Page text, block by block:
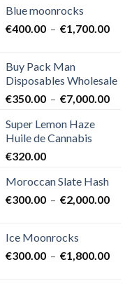
Blue moonrocks
€400.00 – €1,700.00Plage
à
Buy Pack Man
Disposables Wholesale
€350.00 – €7,000.00Plage
Super Lemon Haze
Huile de Cannabis
€320.00
Moroccan Slate Hash
€300.00 – €2,000.00Plage
à
Ice Moonrocks
€300.00 – €1,800.00Plage